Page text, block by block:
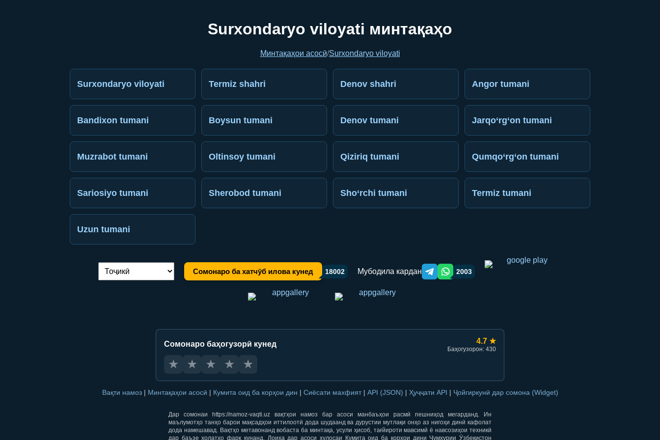
Surxondaryo viloyati минтақаҳо
Минтақаҳои асосӣ/Surxondaryo viloyati
Surxondaryo viloyati Termiz shahri Denov shahri Angor tumani
Bandixon tumani Boysun tumani Denov tumani Jarqo‘rg‘on tumani
Muzrabot tumani Oltinsoy tumani Qiziriq tumani Qumqo‘rg‘on tumani
Sariosiyo tumani Sherobod tumani Sho‘rchi tumani Termiz tumani
Uzun tumani
Иваз кардани забон: Сомонаро ба хатчӯб илова кунед 18002 Мубодила кардан Telegram orqali ulashish
WhatsApp orqali ulashish
2003
Сомонаро баҳогузорӣ кунед 4.7 ★
Баҳогузорон: 430
★ ★ ★ ★ ★
Вақти намоз | Минтақаҳои асосӣ | Кумита оид ба корҳои дин | Сиёсати махфият | API (JSON) | Ҳуҷҷати API | Ҷойгиркунӣ дар сомона (Widget)
Дар сомонаи https://namoz-vaqti.uz вақтҳои намоз бар асоси манбаъҳои расмӣ пешниҳод мегарданд. Ин
маълумотҳо танҳо барои мақсадҳои иттилоотӣ дода шудаанд ва дурустии мутлақи онҳо аз нигоҳи динӣ кафолат
дода намешавад. Вақтҳо метавонанд вобаста ба минтақа, усули ҳисоб, тағйироти мавсимӣ ё навсозиҳои техникӣ
дар баъзе ҳолатҳо фарқ кунанд. Лоиҳа дар асоси хулосаи Кумита оид ба корҳои дини Ҷумҳурии Ӯзбекистон